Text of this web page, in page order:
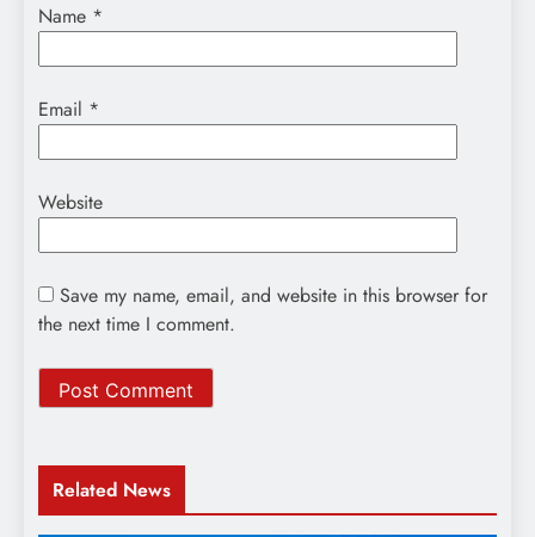
Name *
Email *
Website
Save my name, email, and website in this browser for
the next time I comment.
Related News